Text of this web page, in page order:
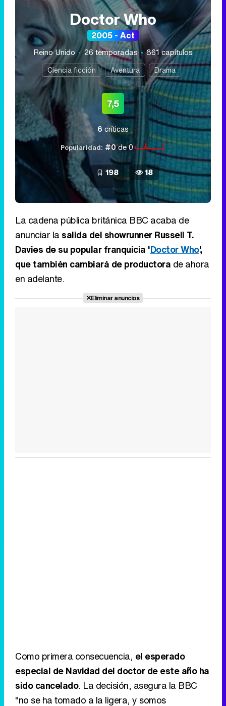
Doctor Who
2005 - Act
Reino Unido 26 temporadas 861 capítulos
Ciencia ficción Aventura Drama
7,5
6 críticas
Popularidad: #0de 0
198 18
La cadena pública británica BBC acaba de
anunciar la salida del showrunner Russell T.
Davies de su popular franquicia 'Doctor Who',
que también cambiará de productora de ahora
en adelante.
Eliminar anuncios
Como primera consecuencia, el esperado
especial de Navidad del doctor de este año ha
sido cancelado. La decisión, asegura la BBC
"no se ha tomado a la ligera, y somos